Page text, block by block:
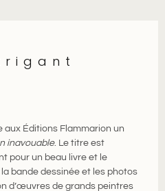
aux Éditions Flammarion un
inavouable. Le titre est
pour un beau livre et le
bande dessinée et les photos
d’œuvres de grands peintres